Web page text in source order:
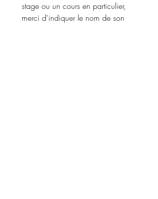
stage ou un cours en particulier,
merci d'indiquer le nom de son